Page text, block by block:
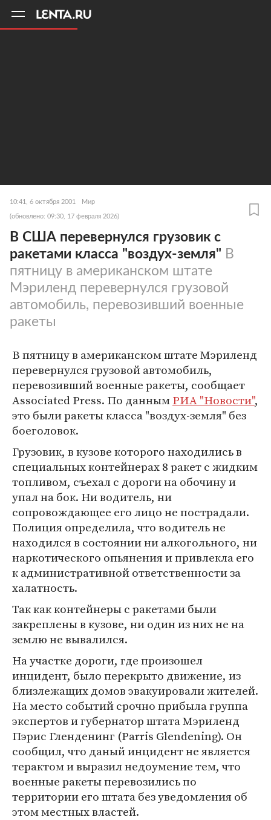
10:41, 6 октября 2001 Мир
(обновлено: 09:30, 17 февраля 2026)
В США перевернулся грузовик с
ракетами класса "воздух-земля" В
пятницу в американском штате
Мэриленд перевернулся грузовой
автомобиль, перевозивший военные
ракеты
В пятницу в американском штате Мэриленд
перевернулся грузовой автомобиль,
перевозивший военные ракеты, сообщает
Associated Press. По даннымРИА "Новости",
это были ракеты класса "воздух-земля" без
боеголовок.
Грузовик, в кузове которого находились в
специальных контейнерах 8 ракет с жидким
топливом, съехал с дороги на обочину и
упал на бок. Ни водитель, ни
сопровождающее его лицо не пострадали.
Полиция определила, что водитель не
находился в состоянии ни алкогольного, ни
наркотического опьянения и привлекла его
к административной ответственности за
халатность.
Так как контейнеры с ракетами были
закреплены в кузове, ни один из них не на
землю не вывалился.
На участке дороги, где произошел
инцидент, было перекрыто движение, из
близлежащих домов эвакуировали жителей.
На место событий срочно прибыла группа
экспертов и губернатор штата Мэриленд
Пэрис Гленденинг (Parris Glendening). Он
сообщил, что даный инцидент не является
терактом и выразил недоумение тем, что
военные ракеты перевозились по
территории его штата без уведомления об
этом местных властей.